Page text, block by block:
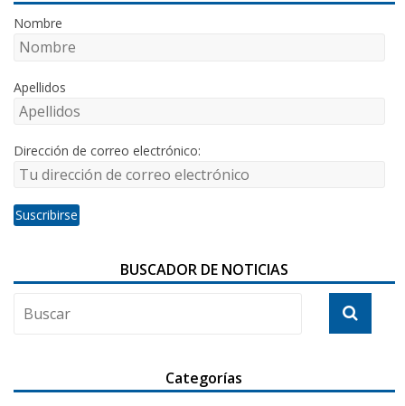
Nombre
Apellidos
Dirección de correo electrónico:
BUSCADOR DE NOTICIAS
Categorías